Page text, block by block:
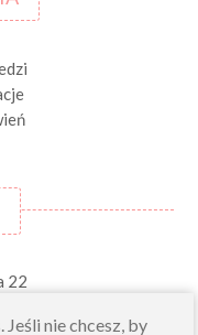
22
nie chcesz, by